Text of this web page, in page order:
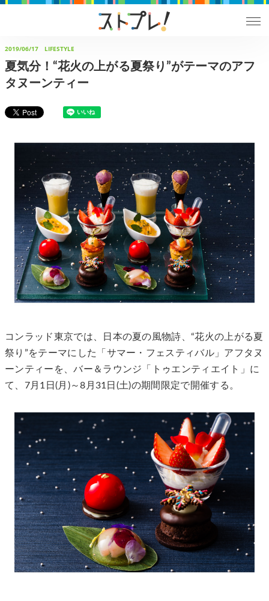
2019/06/17 LIFESTYLE
夏気分！“花火の上がる夏祭り”がテーマのアフ
タヌーンティー
コンラッド東京では、日本の夏の風物詩、“花火の上がる夏
祭り”をテーマにした「サマー・フェスティバル」アフタヌ
ーンティーを、バー＆ラウンジ「トゥエンティエイト」に
て、7月1日(月)～8月31日(土)の期間限定で開催する。